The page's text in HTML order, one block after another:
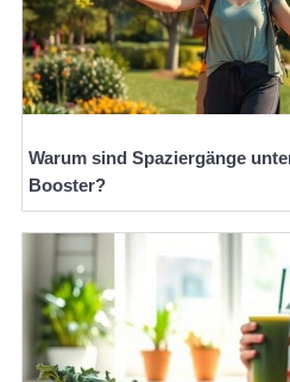
Warum sind Spaziergänge
Booster?